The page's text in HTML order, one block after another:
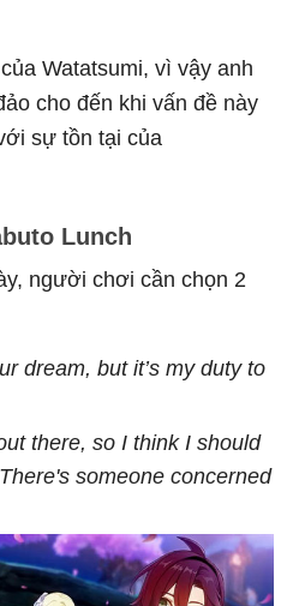
Watatsumi, vì vậy anh
cho đến khi vấn đề này
sự tồn tại của
Lunch
người chơi cần chọn 2
dream, but it’s my duty to
there, so I think I should
someone concerned